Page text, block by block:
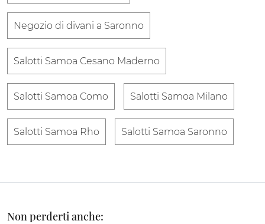
Negozio di divani a Saronno
Salotti Samoa Cesano Maderno
Salotti Samoa Como Salotti Samoa Milano
Salotti Samoa Rho Salotti Samoa Saronno
Non perderti anche: